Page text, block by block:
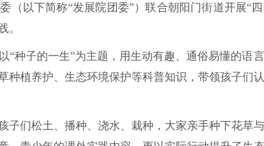
（以下简称“发展院团委”）联合朝阳门街道开展“
。
“种子的一生”为主题，用生动有趣、通俗易懂的语
种植养护、生态环境保护等科普知识，带领孩子们
子们松土、播种、浇水、栽种，大家亲手种下花草